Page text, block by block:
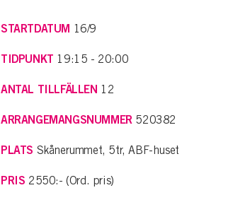
STARTDATUM 16/9
TIDPUNKT 19:15 - 20:00
ANTAL TILLFÄLLEN 12
ARRANGEMANGSNUMMER 520382
PLATS Skånerummet, 5tr, ABF-huset
PRIS 2550:- (Ord. pris)